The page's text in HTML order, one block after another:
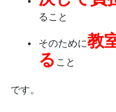
ること
そのために教
る こと
です。